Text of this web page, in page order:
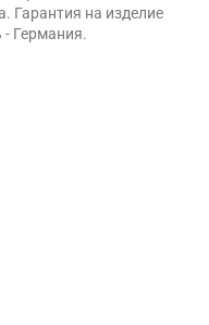
Гарантия на изделие
- Германия.